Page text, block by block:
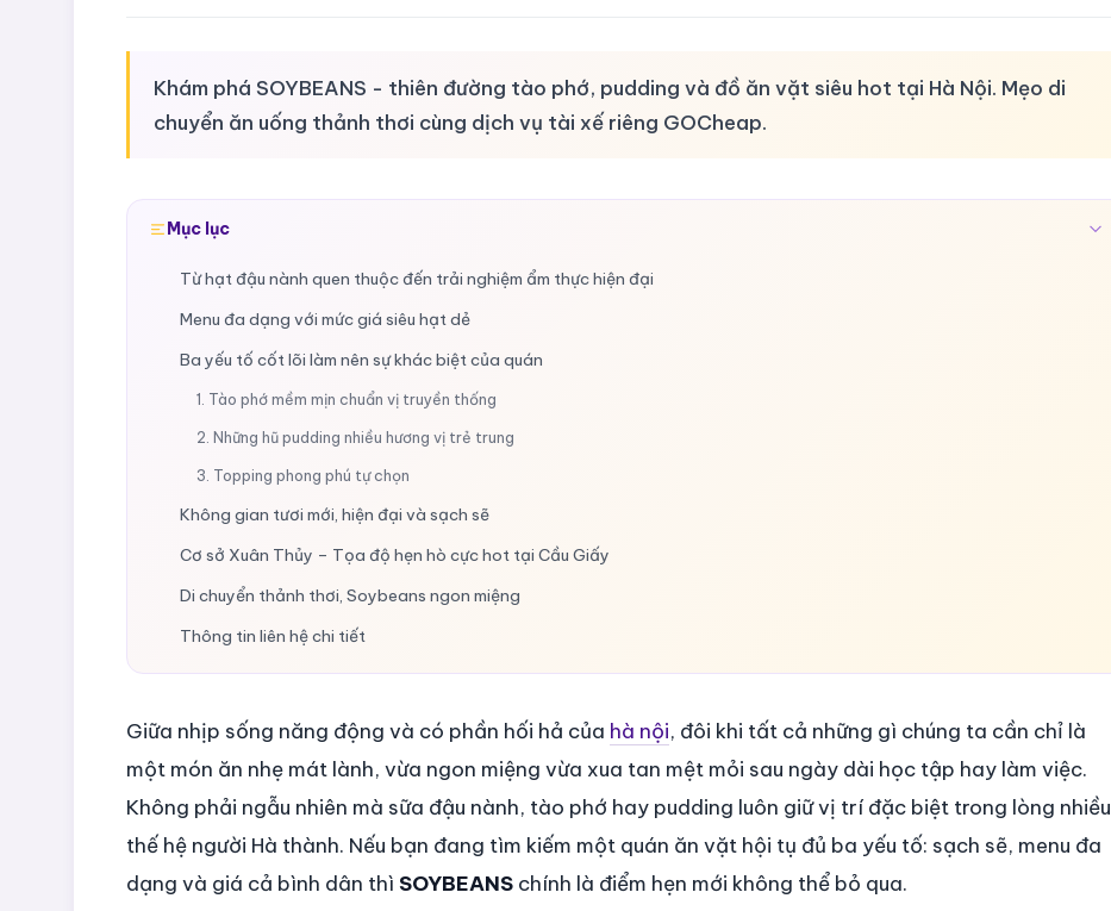
Khám phá SOYBEANS - thiên đường tào phớ, pudding và đồ ăn vặt siêu hot tại Hà Nội. Mẹo di
chuyển ăn uống thảnh thơi cùng dịch vụ tài xế riêng GOCheap.
Mục lục
Từ hạt đậu nành quen thuộc đến trải nghiệm ẩm thực hiện đại
Menu đa dạng với mức giá siêu hạt dẻ
Ba yếu tố cốt lõi làm nên sự khác biệt của quán
1. Tào phớ mềm mịn chuẩn vị truyền thống
2. Những hũ pudding nhiều hương vị trẻ trung
3. Topping phong phú tự chọn
Không gian tươi mới, hiện đại và sạch sẽ
Cơ sở Xuân Thủy – Tọa độ hẹn hò cực hot tại Cầu Giấy
Di chuyển thảnh thơi, Soybeans ngon miệng
Thông tin liên hệ chi tiết
Giữa nhịp sống năng động và có phần hối hả của hà nội, đôi khi tất cả những gì chúng ta cần chỉ là
một món ăn nhẹ mát lành, vừa ngon miệng vừa xua tan mệt mỏi sau ngày dài học tập hay làm việc.
Không phải ngẫu nhiên mà sữa đậu nành, tào phớ hay pudding luôn giữ vị trí đặc biệt trong lòng nhiều
thế hệ người Hà thành. Nếu bạn đang tìm kiếm một quán ăn vặt hội tụ đủ ba yếu tố: sạch sẽ, menu đa
dạng và giá cả bình dân thì SOYBEANS chính là điểm hẹn mới không thể bỏ qua.